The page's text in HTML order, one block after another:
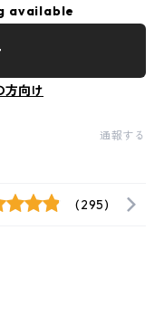
available
方向け
通報する
(295)